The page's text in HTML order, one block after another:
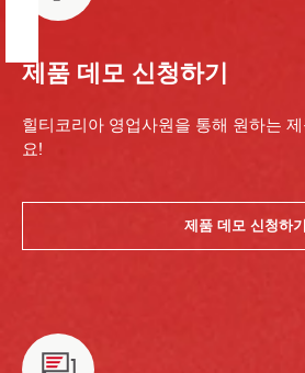
제품 데모 신청하기
힐티코리아 영업사원을 통해 원하는
요!
제품 데모 신청하기